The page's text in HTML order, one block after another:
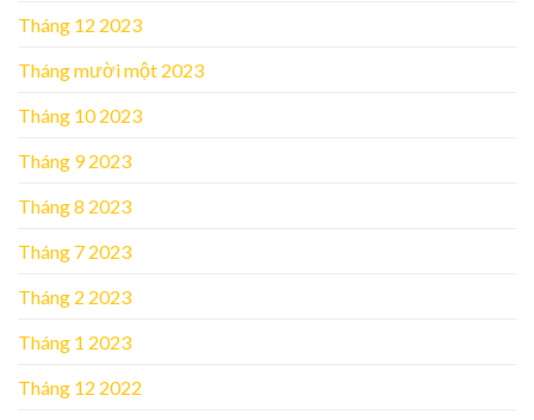
Tháng 12 2023
Tháng mười một 2023
Tháng 10 2023
Tháng 9 2023
Tháng 8 2023
Tháng 7 2023
Tháng 2 2023
Tháng 1 2023
Tháng 12 2022